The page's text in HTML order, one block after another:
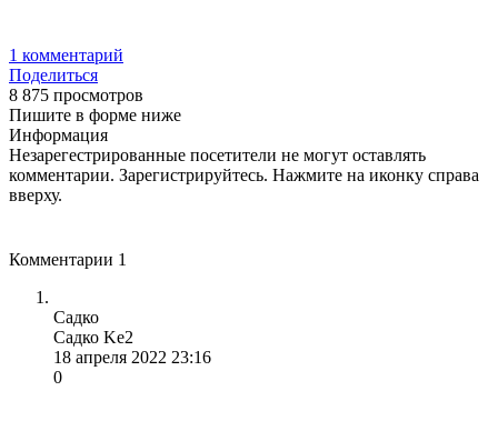
1 комментарий
Поделиться
8 875 просмотров
Пишите в форме ниже
Информация
Незарегестрированные посетители не могут оставлять
комментарии. Зарегистрируйтесь. Нажмите на иконку справа
вверху.
Комментарии 1
Садко
Садко Ke2
18 апреля 2022 23:16
0